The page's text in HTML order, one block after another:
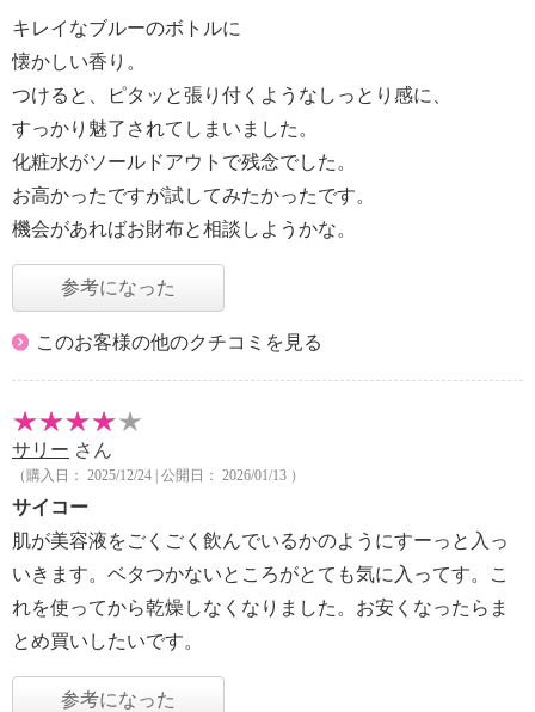
キレイなブルーのボトルに
懐かしい香り。
つけると、ピタッと張り付くようなしっとり感に、
すっかり魅了されてしまいました。
化粧水がソールドアウトで残念でした。
お高かったですが試してみたかったです。
機会があればお財布と相談しようかな。
参考になった
このお客様の他のクチコミを見る
サリー さん
（購入日： 2025/12/24 | 公開日： 2026/01/13 ）
サイコー
肌が美容液をごくごく飲んでいるかのようにすーっと入っ
いきます。ベタつかないところがとても気に入ってす。こ
れを使ってから乾燥しなくなりました。お安くなったらま
とめ買いしたいです。
参考になった